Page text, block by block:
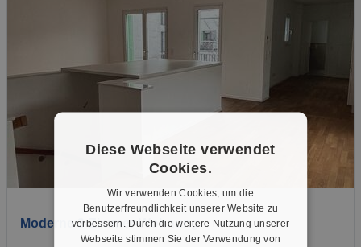
Moderne 3-Zimmer-Wohnung
Diese Webseite verwendet
Cookies.
Wir verwenden Cookies, um die
Benutzerfreundlichkeit unserer Website zu
verbessern. Durch die weitere Nutzung unserer
Webseite stimmen Sie der Verwendung von